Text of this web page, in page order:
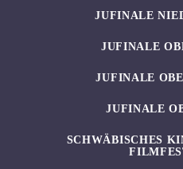
JUFINALE
JUFINALE
JUFINALE
JUFINALE
SCHWÄBISCHES